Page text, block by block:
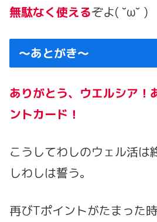
無駄なく使えるぞよ( ˘ω˘ )
～あとがき～
ありがとう、ウエルシア！
ントカード！
こうしてわしのウェル活
しわしは誓う。
再びTポイントがたまった